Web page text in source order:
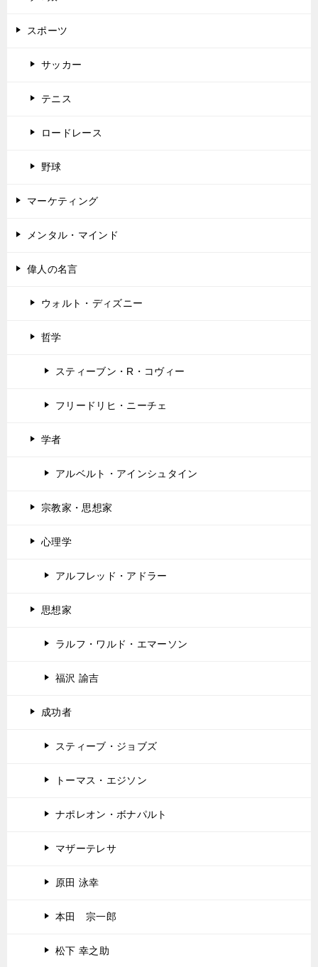
スポーツ
サッカー
テニス
ロードレース
野球
マーケティング
メンタル・マインド
偉人の名言
ウォルト・ディズニー
哲学
スティーブン・R・コヴィー
フリードリヒ・ニーチェ
学者
アルベルト・アインシュタイン
宗教家・思想家
心理学
アルフレッド・アドラー
思想家
ラルフ・ワルド・エマーソン
福沢 諭吉
成功者
スティーブ・ジョブズ
トーマス・エジソン
ナポレオン・ボナパルト
マザーテレサ
原田 泳幸
本田 宗一郎
松下 幸之助